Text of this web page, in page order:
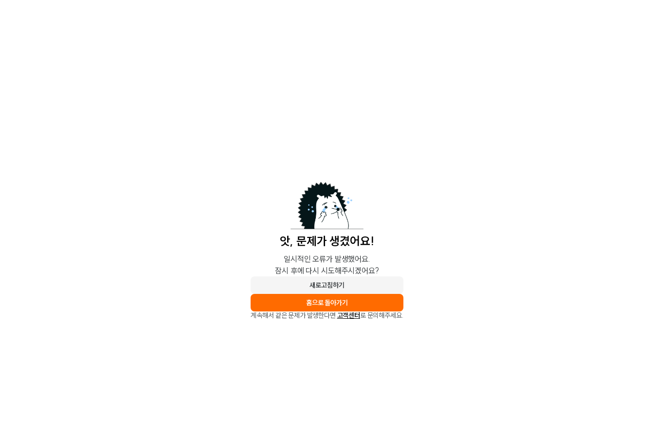
앗, 문제가 생겼어요!
일시적인 오류가 발생했어요.
잠시 후에 다시 시도해주시겠어요?
새로고침하기
홈으로 돌아가기
계속해서 같은 문제가 발생한다면 고객센터로 문의해주세요.